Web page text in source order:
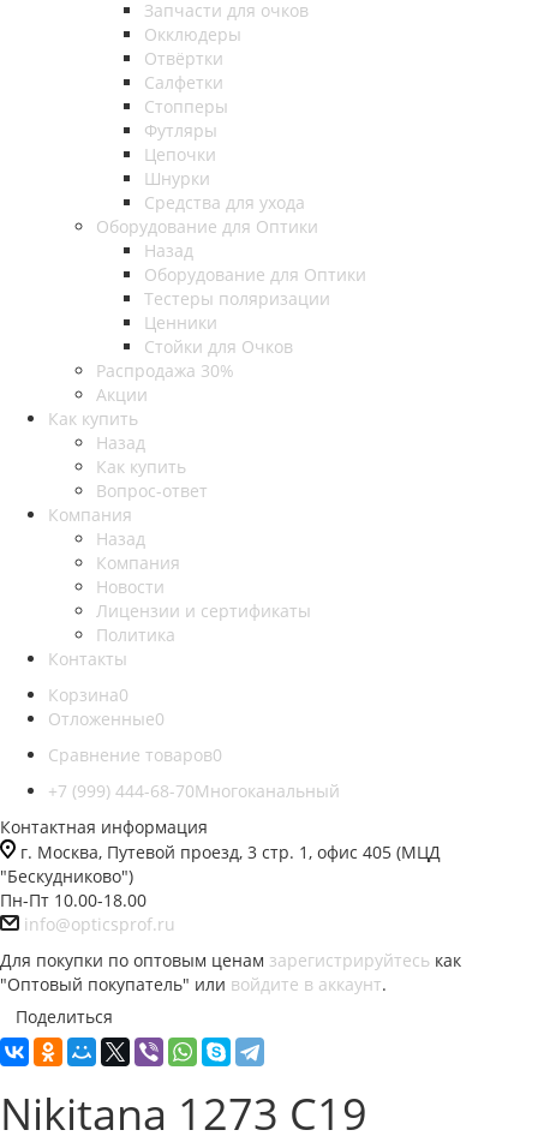
Запчасти для очков
Окклюдеры
Отвёртки
Салфетки
Стопперы
Футляры
Цепочки
Шнурки
Средства для ухода
Оборудование для Оптики
Назад
Оборудование для Оптики
Тестеры поляризации
Ценники
Стойки для Очков
Распродажа 30%
Акции
Как купить
Назад
Как купить
Вопрос-ответ
Компания
Назад
Компания
Новости
Лицензии и сертификаты
Политика
Контакты
Корзина0
Отложенные0
Сравнение товаров0
+7 (999) 444-68-70Многоканальный
Контактная информация
г. Москва, Путевой проезд, 3 стр. 1, офис 405 (МЦД
"Бескудниково")
Пн-Пт 10.00-18.00
info@opticsprof.ru
Для покупки по оптовым ценам зарегистрируйтесь как
"Оптовый покупатель" или войдите в аккаунт.
Поделиться
Nikitana 1273 C19